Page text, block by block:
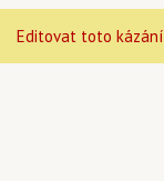
Editovat toto kázání